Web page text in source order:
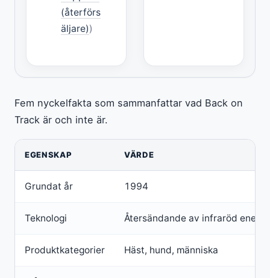
(återförs
äljare))
Fem nyckelfakta som sammanfattar vad Back on
Track är och inte är.
EGENSKAP VÄRDE
Grundat år 1994
Teknologi Återsändande av infraröd energi
Produktkategorier Häst, hund, människa